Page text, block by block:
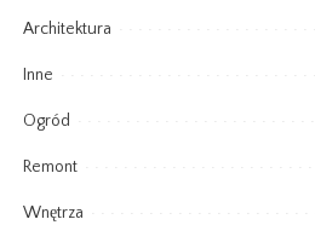
Architektura
Inne
Ogród
Remont
Wnętrza